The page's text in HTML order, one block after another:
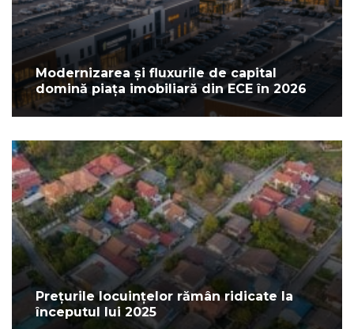
Modernizarea și fluxurile de capital
domină piața imobiliară din ECE în 2026
Prețurile locuințelor rămân ridicate la
începutul lui 2025